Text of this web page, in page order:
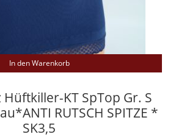
KT SpTop Gr. S
RUTSCH SPITZE *
SK3,5
In den Warenkorb